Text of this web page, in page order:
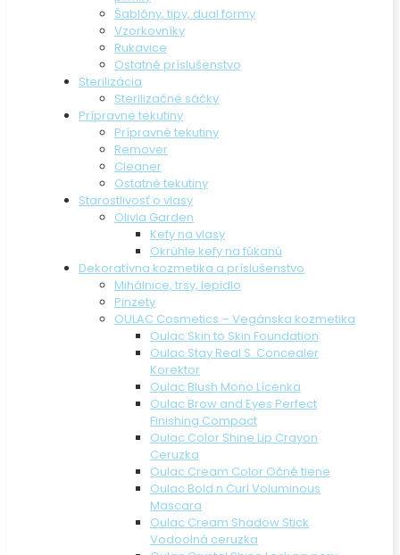
Šablóny, tipy, dual formy
Vzorkovníky
Rukavice
Ostatné príslušenstvo
Sterilizácia
Sterilizačné sáčky
Prípravne tekutiny
Prípravné tekutiny
Remover
Cleaner
Ostatné tekutiny
Starostlivosť o vlasy
Olivia Garden
Kefy na vlasy
Okrúhle kefy na fúkanú
Dekoratívna kozmetika a príslušenstvo
Mihálnice, trsy, lepidlo
Pinzety
OULAC Cosmetics – Vegánska kozmetika
Oulac Skin to Skin Foundation
Oulac Stay Real S. Concealer
Korektor
Oulac Blush Mono Lícenka
Oulac Brow and Eyes Perfect
Finishing Compact
Oulac Color Shine Lip Crayon
Ceruzka
Oulac Cream Color Očné tiene
Oulac Bold n Curl Voluminous
Mascara
Oulac Cream Shadow Stick
Vodoolná ceruzka